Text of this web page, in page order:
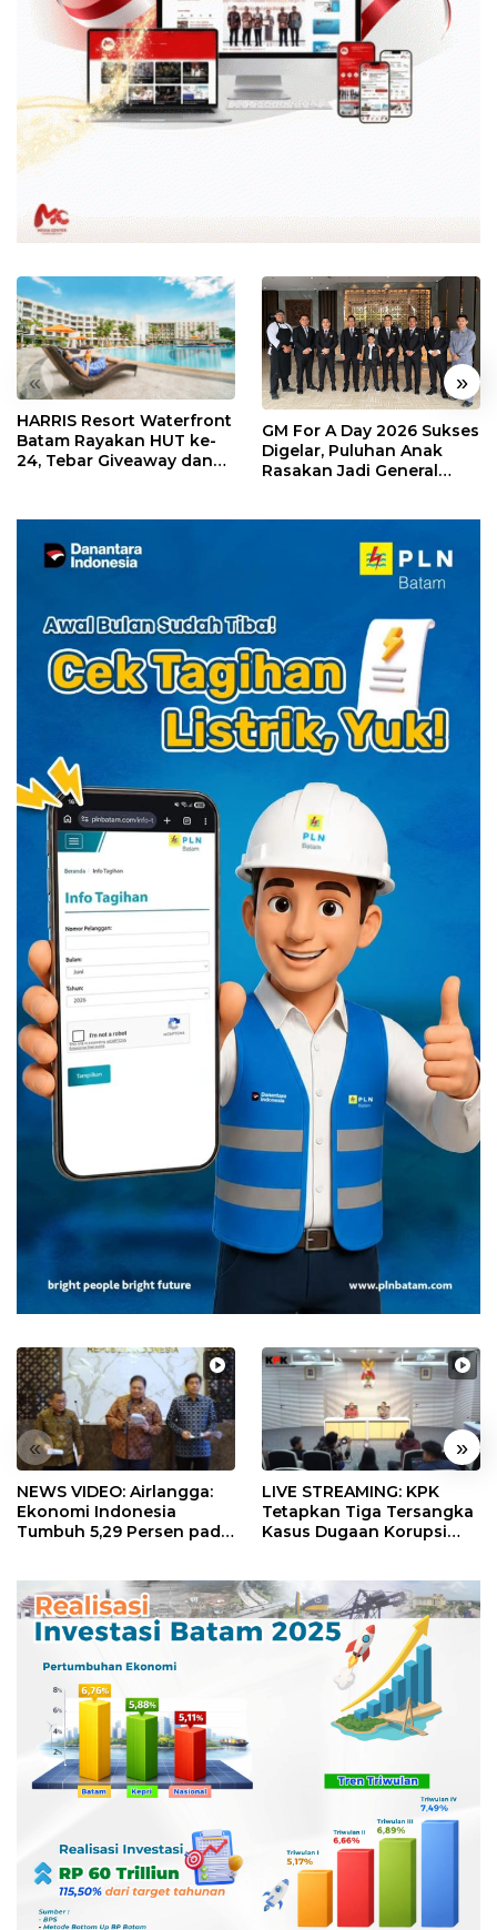
« »
HARRIS Resort Waterfront
Batam Rayakan HUT ke-
24, Tebar Giveaway dan
GM For A Day 2026 Sukses
Digelar, Puluhan Anak
Rasakan Jadi General
« »
NEWS VIDEO: Airlangga:
Ekonomi Indonesia
Tumbuh 5,29 Persen pada
LIVE STREAMING: KPK
Tetapkan Tiga Tersangka
Kasus Dugaan Korupsi